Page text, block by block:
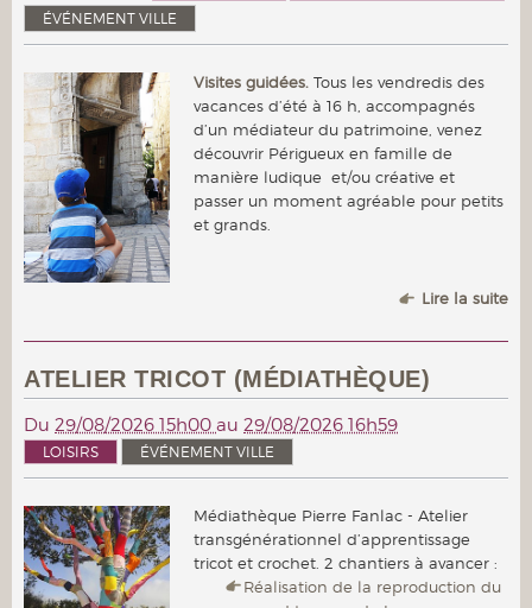
ÉVÉNEMENT VILLE
Visites guidées. Tous les vendredis des
vacances d’été à 16 h, accompagnés
d’un médiateur du patrimoine, venez
découvrir Périgueux en famille de
manière ludique et/ou créative et
passer un moment agréable pour petits
et grands.
Lire la suite
ATELIER TRICOT (MÉDIATHÈQUE)
Du 29/08/2026 15h00 au 29/08/2026 16h59
LOISIRS ÉVÉNEMENT VILLE
Médiathèque Pierre Fanlac - Atelier
transgénérationnel d’apprentissage
tricot et crochet. 2 chantiers à avancer :
Réalisation de la reproduction du